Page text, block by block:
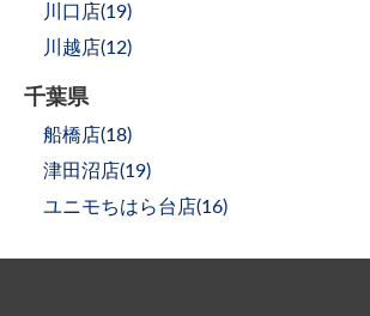
川口店(19)
川越店(12)
千葉県
船橋店(18)
津田沼店(19)
ユニモちはら台店(16)